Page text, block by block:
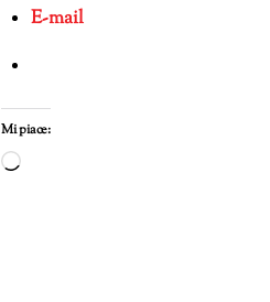
E-mail
Mi piace:
Caricamento